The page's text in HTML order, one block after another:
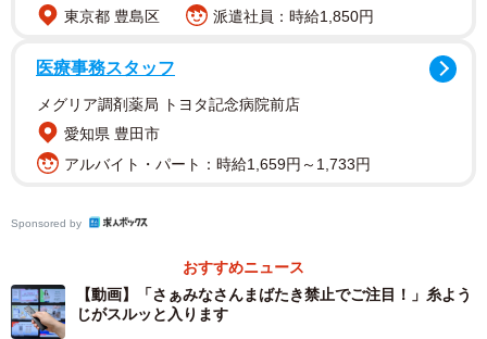
テレビショッピング※画像はイメージです（JYPIX/stock.adobe.com）
「ギコギコはしませーん！」「さぁみなさんまばたき禁止
でご注目！」と、かつての有名なミームから始まる本動
入れようと試みる瞬間の画に変わります。「スルッと入
る」と謳われる糸ようじを歯の隙間に入れる際、のこぎり
のように前後に動かす必要がないことをアピールしていま
す。テンポの良いBGMに合わせて映像を細かくループさせ
東京都 豊島区
派遣社員：時給1,850円
医療事務スタッフ
メグリア調剤薬局 トヨタ記念病院前店
愛知県 豊田市
アルバイト・パート：時給1,659円～1,733円
Sponsored by
おすすめニュース
【動画】「さぁみなさんまばたき禁止でご注目！」糸よう
じがスルッと入ります